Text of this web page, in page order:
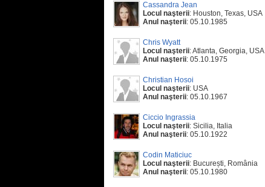
Cassandra Jean
Locul naşterii: Houston, Texas, USA
Anul naşterii: 05.10.1985
Chris Wyatt
Locul naşterii: Atlanta, Georgia, USA
Anul naşterii: 05.10.1975
Christian Hosoi
Locul naşterii: USA
Anul naşterii: 05.10.1967
Ciccio Ingrassia
Locul naşterii: Sicilia, Italia
Anul naşterii: 05.10.1922
Codin Maticiuc
Locul naşterii: București, România
Anul naşterii: 05.10.1980